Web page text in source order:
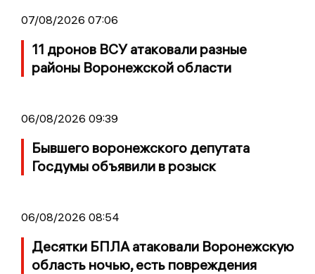
07/08/2026 07:06
11 дронов ВСУ атаковали разные
районы Воронежской области
06/08/2026 09:39
Бывшего воронежского депутата
Госдумы объявили в розыск
06/08/2026 08:54
Десятки БПЛА атаковали Воронежскую
область ночью, есть повреждения